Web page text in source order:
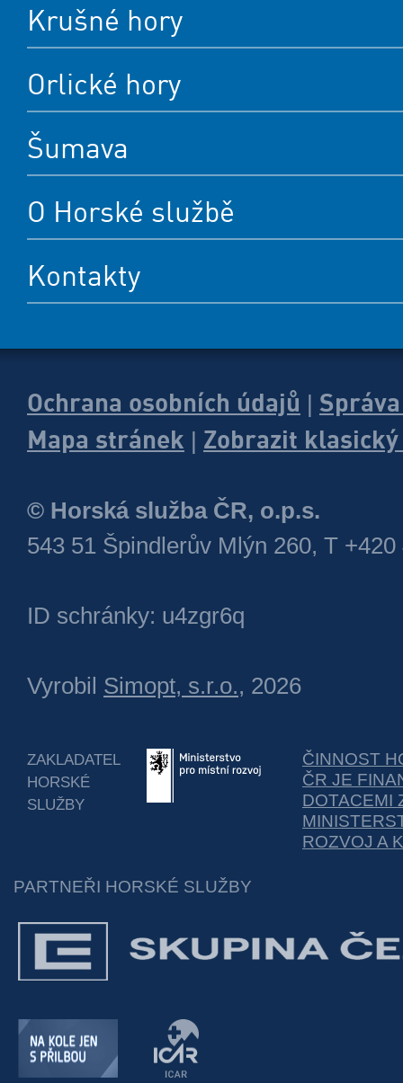
Krušné hory
Orlické hory
Šumava
O Horské službě
Kontakty
Ochrana osobních údajů
Mapa stránek
Zobrazit
© Horská služba ČR, o.p.s.
543 51 Špindlerův Mlýn 260, T +420
ID schránky: u4zgr6q
Vyrobil Simopt, s.r.o., 2026
ZAKLADATEL
HORSKÉ
SLUŽBY
ČINNOST
ČR JE
DOTACEMI
ROZVOJ A
PARTNEŘI HORSKÉ SLUŽBY